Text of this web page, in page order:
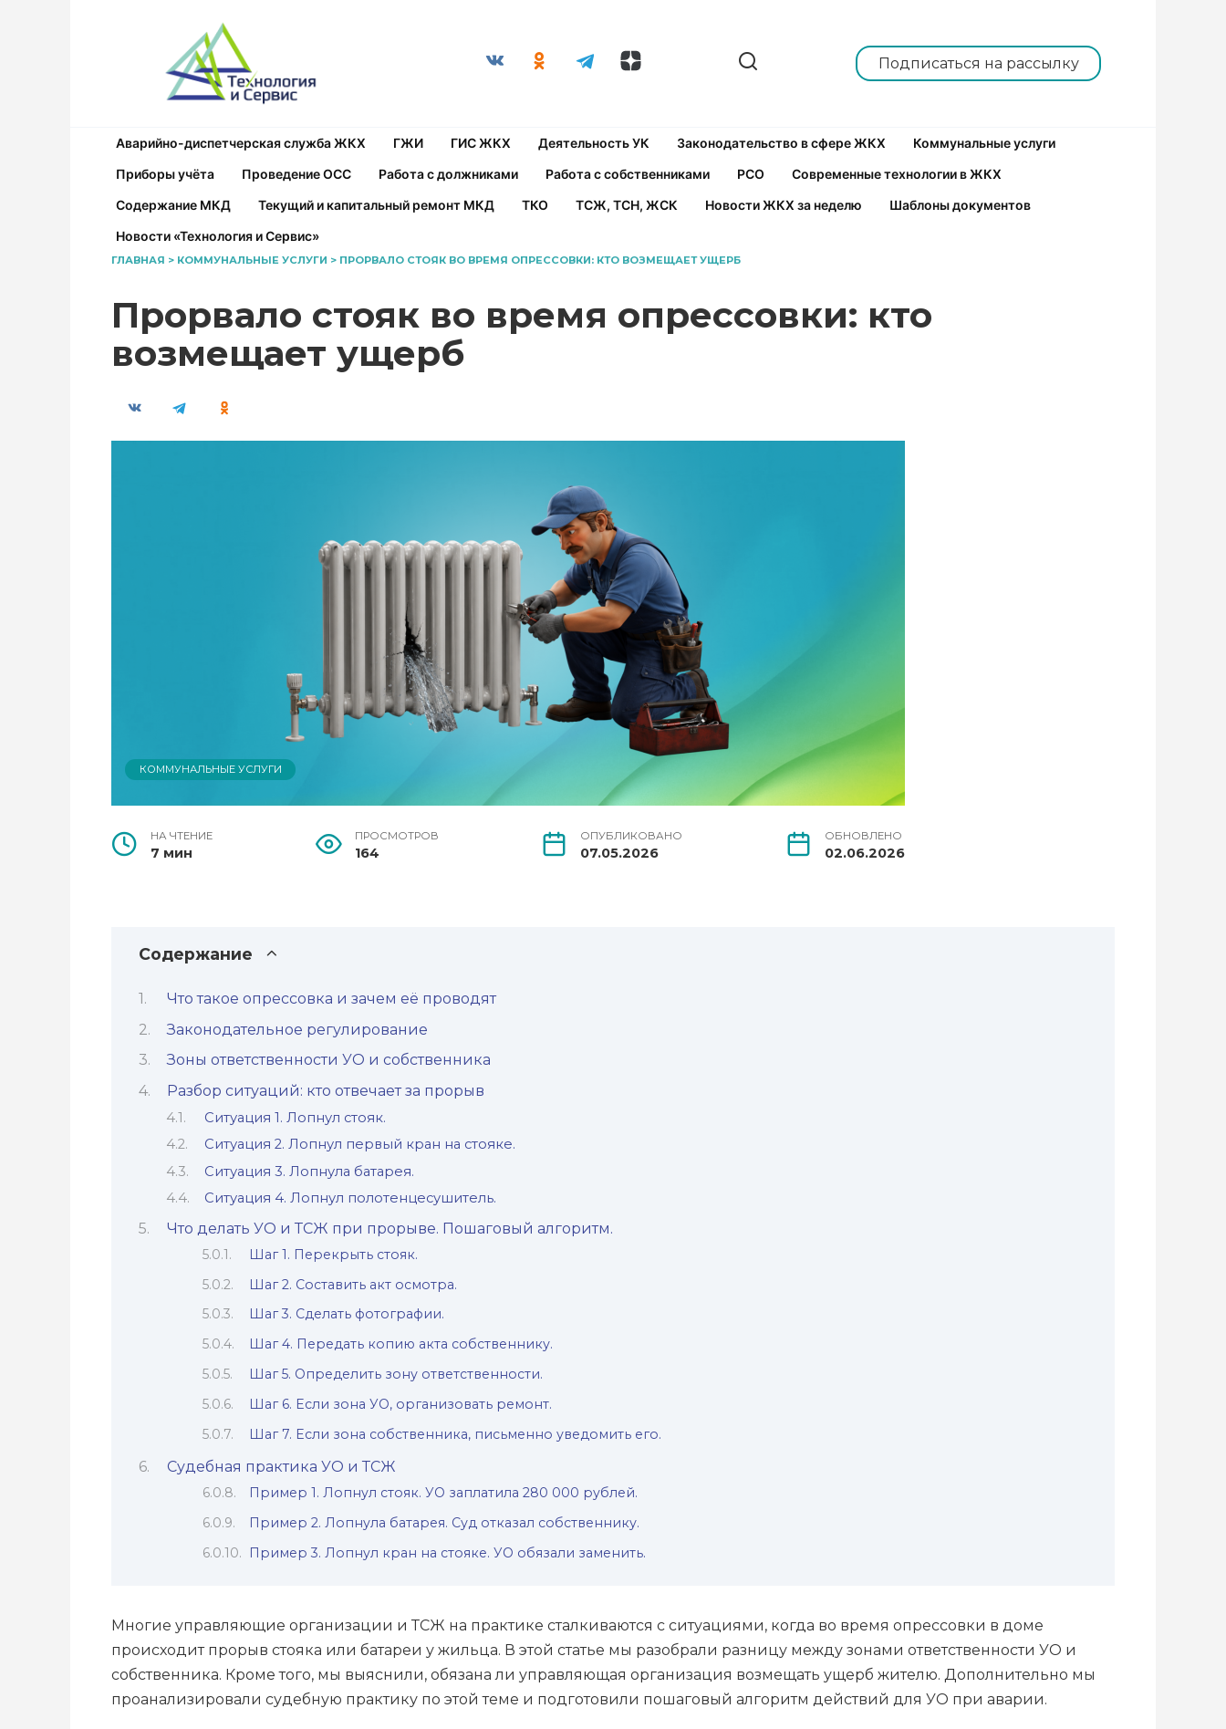
Подписаться на рассылку
Аварийно-диспетчерская служба ЖКХ ГЖИ ГИС ЖКХ Деятельность УК Законодательство в сфере ЖКХ
Коммунальные услуги
Приборы учёта
Проведение ОСС Работа с должниками Работа с собственниками РСО
Современные технологии в ЖКХ
Содержание МКД
Текущий и капитальный ремонт МКД ТКО ТСЖ, ТСН, ЖСК Новости ЖКХ за неделю
Шаблоны документов
Новости «Технология и Сервис»
ГЛАВНАЯ > КОММУНАЛЬНЫЕ УСЛУГИ > ПРОРВАЛО СТОЯК ВО ВРЕМЯ ОПРЕССОВКИ: КТО ВОЗМЕЩАЕТ УЩЕРБ
Прорвало стояк во время опрессовки: кто
возмещает ущерб
КОММУНАЛЬНЫЕ УСЛУГИ
НА ЧТЕНИЕ
7 мин
ПРОСМОТРОВ
164
ОПУБЛИКОВАНО
07.05.2026
ОБНОВЛЕНО
02.06.2026
Содержание
Что такое опрессовка и зачем её проводят
Законодательное регулирование
Зоны ответственности УО и собственника
Разбор ситуаций: кто отвечает за прорыв
Ситуация 1. Лопнул стояк.
Ситуация 2. Лопнул первый кран на стояке.
Ситуация 3. Лопнула батарея.
Ситуация 4. Лопнул полотенцесушитель.
Что делать УО и ТСЖ при прорыве. Пошаговый алгоритм.
Шаг 1. Перекрыть стояк.
Шаг 2. Составить акт осмотра.
Шаг 3. Сделать фотографии.
Шаг 4. Передать копию акта собственнику.
Шаг 5. Определить зону ответственности.
Шаг 6. Если зона УО, организовать ремонт.
Шаг 7. Если зона собственника, письменно уведомить его.
Судебная практика УО и ТСЖ
Пример 1. Лопнул стояк. УО заплатила 280 000 рублей.
Пример 2. Лопнула батарея. Суд отказал собственнику.
Пример 3. Лопнул кран на стояке. УО обязали заменить.
Многие управляющие организации и ТСЖ на практике сталкиваются с ситуациями, когда во время опрессовки в доме
происходит прорыв стояка или батареи у жильца. В этой статье мы разобрали разницу между зонами ответственности УО и
собственника. Кроме того, мы выяснили, обязана ли управляющая организация возмещать ущерб жителю. Дополнительно мы
проанализировали судебную практику по этой теме и подготовили пошаговый алгоритм действий для УО при аварии.